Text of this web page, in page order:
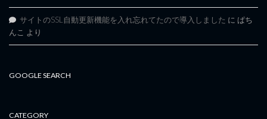
サイトのSSL自動更新機能を入れ忘れてたので導入しました に ぱち
んこ より
GOOGLE SEARCH
CATEGORY